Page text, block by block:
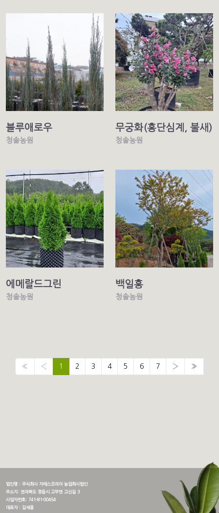
블루애로우
청솔농원
무궁화(홍단심계, 불새)
청솔농원
에메랄드그린
청솔농원
백일홍
청솔농원
« ‹ 1 (current)
2 3 4 5 6 7 › »
법인명 : 주식회사 지에스코리아 농업회사법인
주소지: 전라북도 정읍시 고부면 고신길 3
사업자번호: 741-81-00454
대표자 : 김세용